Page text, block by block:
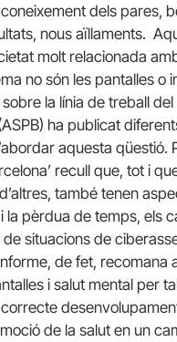
dels pares,
nous aïllaments.
molt relacionada
no són les pantalles o
la línia de treball
ha publicat
aquesta qüestió.
recull que, tot i
també tenen
pèrdua de temps, els
situacions de
de fet, recomana
i salut mental per
de la salut en un